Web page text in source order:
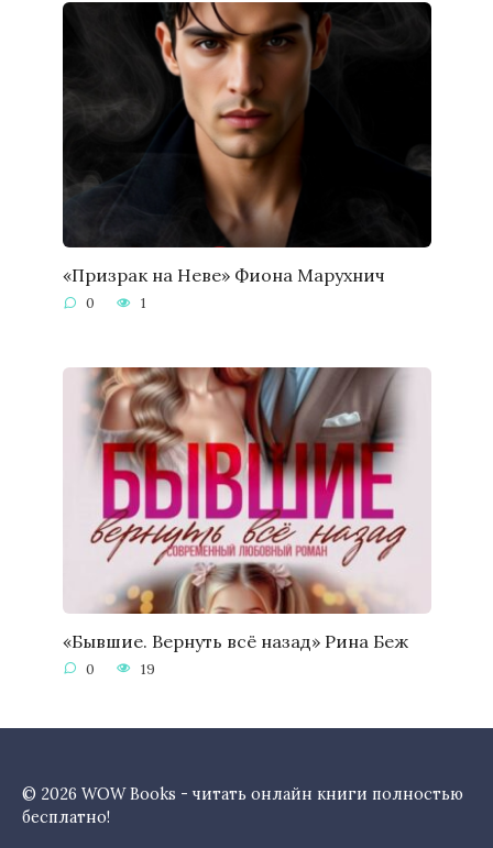
«Призрак на Неве» Фиона Марухнич
0 1
«Бывшие. Вернуть всё назад» Рина Беж
0 19
© 2026 WOW Books - читать онлайн книги полностью
бесплатно!